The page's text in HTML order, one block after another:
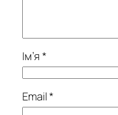
Ім’я*
Email*